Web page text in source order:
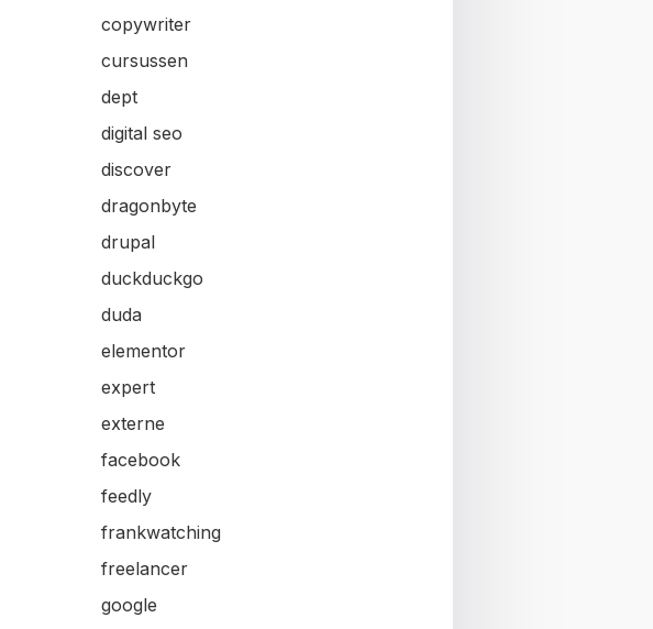
copywriter
cursussen
dept
digital seo
discover
dragonbyte
drupal
duckduckgo
duda
elementor
expert
externe
facebook
feedly
frankwatching
freelancer
google